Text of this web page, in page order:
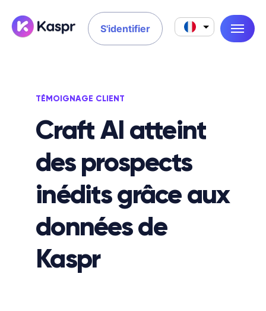
S'identifier
TÉMOIGNAGE CLIENT
Craft AI atteint
des prospects
inédits grâce aux
données de
Kaspr